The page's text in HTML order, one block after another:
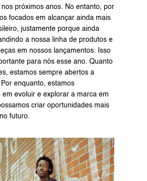
próximos anos. No entanto, por
focados em alcançar ainda mais
justamente porque ainda
a nossa linha de produtos e
em nossos lançamentos. Isso
para nós esse ano. Quanto
estamos sempre abertos a
enquanto, estamos
em evoluir e explorar a marca em
criar oportunidades mais
futuro.